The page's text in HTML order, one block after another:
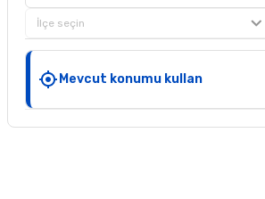
İlçe seçin
Mevcut konumu kullan